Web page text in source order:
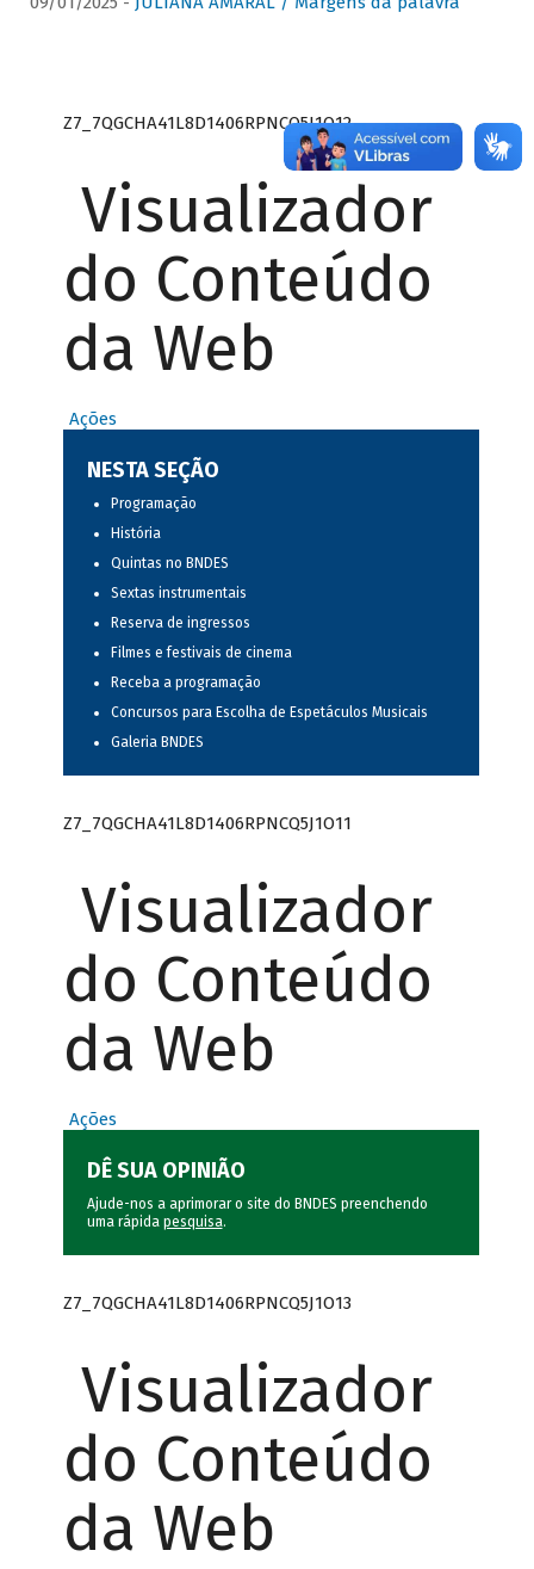
Z7_7QGCHA41L8D1406RPNCQ5J1O12
Visualizador
do Conteúdo
da Web
Ações
NESTA SEÇÃO
Programação
História
Quintas no BNDES
Sextas instrumentais
Reserva de ingressos
Filmes e festivais de cinema
Receba a programação
Concursos para Escolha de Espetáculos Musicais
Galeria BNDES
Z7_7QGCHA41L8D1406RPNCQ5J1O11
Visualizador
do Conteúdo
da Web
Ações
DÊ SUA OPINIÃO
Ajude-nos a aprimorar o site do BNDES preenchendo
uma rápida pesquisa.
Z7_7QGCHA41L8D1406RPNCQ5J1O13
Visualizador
do Conteúdo
da Web